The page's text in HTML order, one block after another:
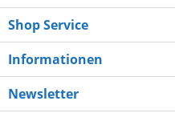
Shop Service
Informationen
Newsletter